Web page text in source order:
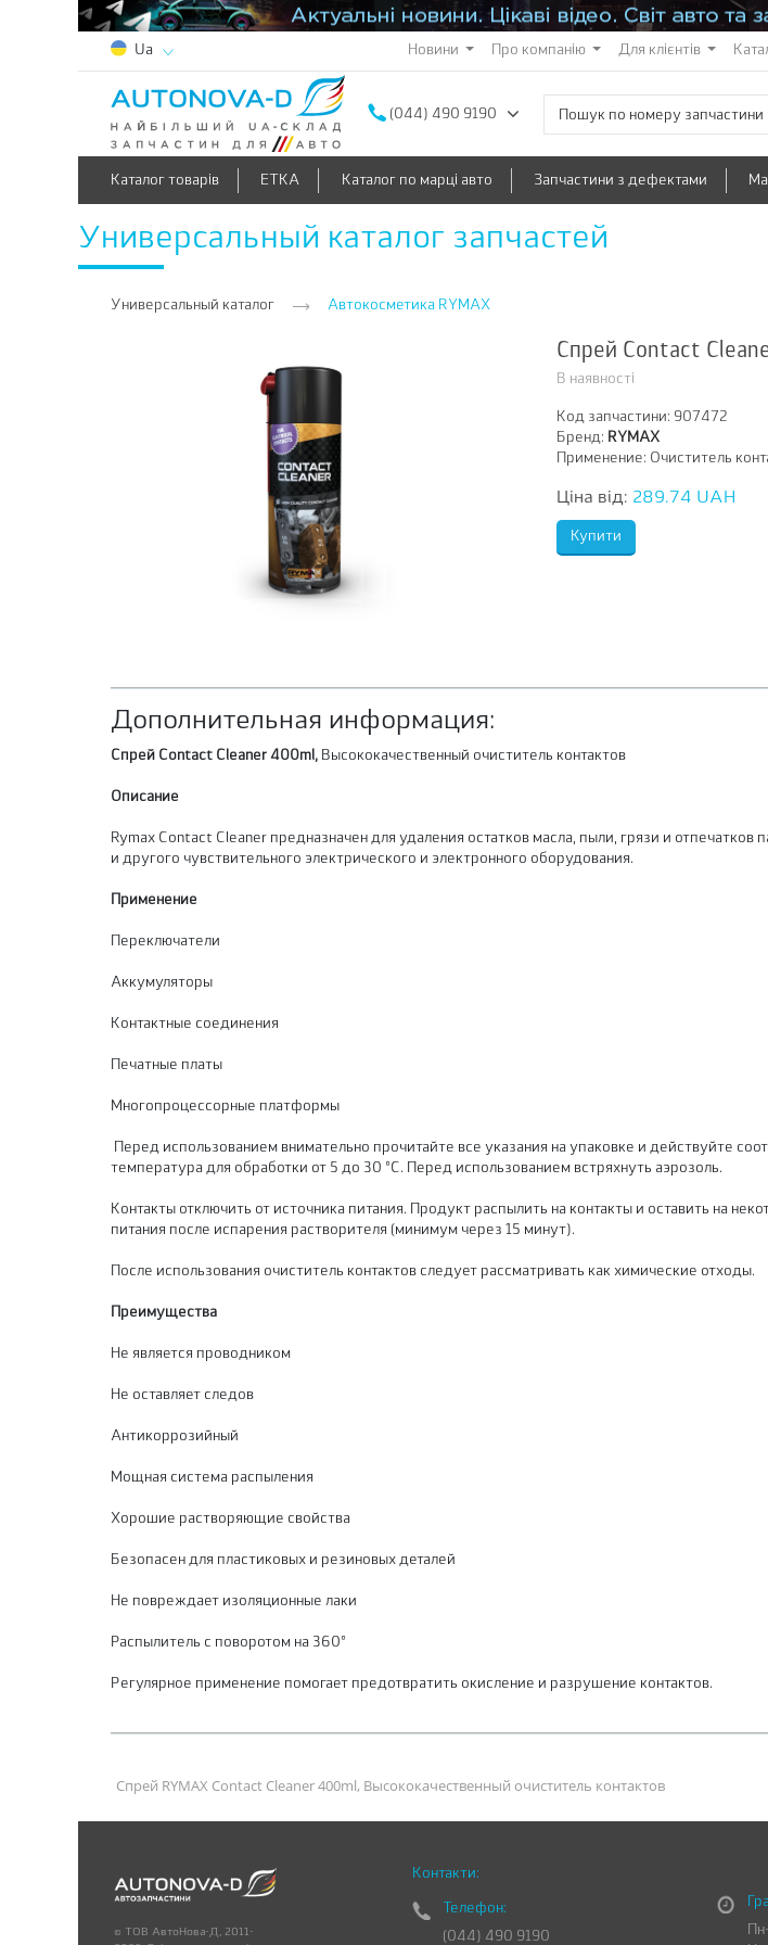
Ua Новини Про компанію Для клієнтів
(044) 490 9190 Пошук по номеру запчастини
Каталог товарів ETKA Каталог по марці авто Запчастини з дефектами
Универсальный каталог запчастей
Универсальный каталог Автокосметика RYMAX
Спрей Contact
В наявності
Код запчастини: 907472
Бренд: RYMAX
Применение: Очиститель
Ціна від: 289.74 UAH
Дополнительная информация:
Спрей Contact Cleaner 400ml, Высококачественный очиститель контактов
Описание
Rymax Contact Cleaner предназначен для удаления остатков масла, пыли, грязи и
и другого чувствительного электрического и электронного оборудования.
Применение
Переключатели
Аккумуляторы
Контактные соединения
Печатные платы
Многопроцессорные платформы
Перед использованием внимательно прочитайте все указания на упаковке и действуйте
температура для обработки от 5 до 30 °С. Перед использованием встряхнуть аэрозоль.
Контакты отключить от источника питания. Продукт распылить на контакты и оставить на
питания после испарения растворителя (минимум через 15 минут).
После использования очиститель контактов следует рассматривать как химические отходы.
Преимущества
Не является проводником
Не оставляет следов
Антикоррозийный
Мощная система распыления
Хорошие растворяющие свойства
Безопасен для пластиковых и резиновых деталей
Не повреждает изоляционные лаки
Распылитель с поворотом на 360°
Регулярное применение помогает предотвратить окисление и разрушение контактов.
Спрей RYMAX Contact Cleaner 400ml, Высококачественный очиститель контактов
© ТОВ АвтоНова-Д, 2011-
Контакти:
Телефон:
(044) 490 9190